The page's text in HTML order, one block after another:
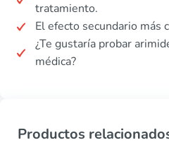
tratamiento.
El efecto secundario más
¿Te gustaría probar
médica?
Productos